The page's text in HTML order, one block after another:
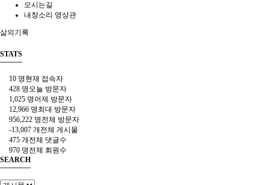
오시는길
내창소리 영상관
삶의기록
STATS
10 명현재 접속자
428 명오늘 방문자
1,025 명어제 방문자
12,966 명최대 방문자
956,222 명전체 방문자
-13,007 개 전체 게시물
475 개 전체 댓글수
970 명전체 회원수
SEARCH